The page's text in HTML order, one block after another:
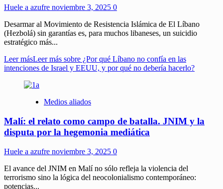
Huele a azufre noviembre 3, 2025 0
Desarmar al Movimiento de Resistencia Islámica de El Líbano
(Hezbolá) sin garantías es, para muchos libaneses, un suicidio
estratégico más...
Leer másLeer más sobre ¿Por qué Líbano no confía en las
intenciones de Israel y EEUU, y por qué no debería hacerlo?
Medios aliados
Malí: el relato como campo de batalla. JNIM y la
disputa por la hegemonia mediática
Huele a azufre noviembre 3, 2025 0
El avance del JNIM en Malí no sólo refleja la violencia del
terrorismo sino la lógica del neocolonialismo contemporáneo:
potencias...